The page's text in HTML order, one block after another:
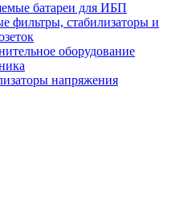
батареи для ИБП
фильтры, стабилизаторы и
оборудование
напряжения